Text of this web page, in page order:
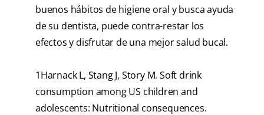
buenos hábitos de higiene oral y busca ayuda
de su dentista, puede contra-restar los
efectos y disfrutar de una mejor salud bucal.
1Harnack L, Stang J, Story M. Soft drink
consumption among US children and
adolescents: Nutritional consequences.